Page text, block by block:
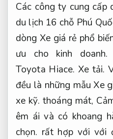
Các công ty cung cấp
du lịch 16 chỗ Phú
dòng Xe giá rẻ phổ
ưu cho kinh doanh.
Toyota Hiace. Xe tải.
đều là những mẫu Xe
xe kỹ. thoáng mát,
êm ái và có khoang
chọn. rất hợp với với